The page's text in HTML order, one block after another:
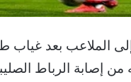
الملاعب بعد غياب
الدقيقة 79 بعد تعافيه من